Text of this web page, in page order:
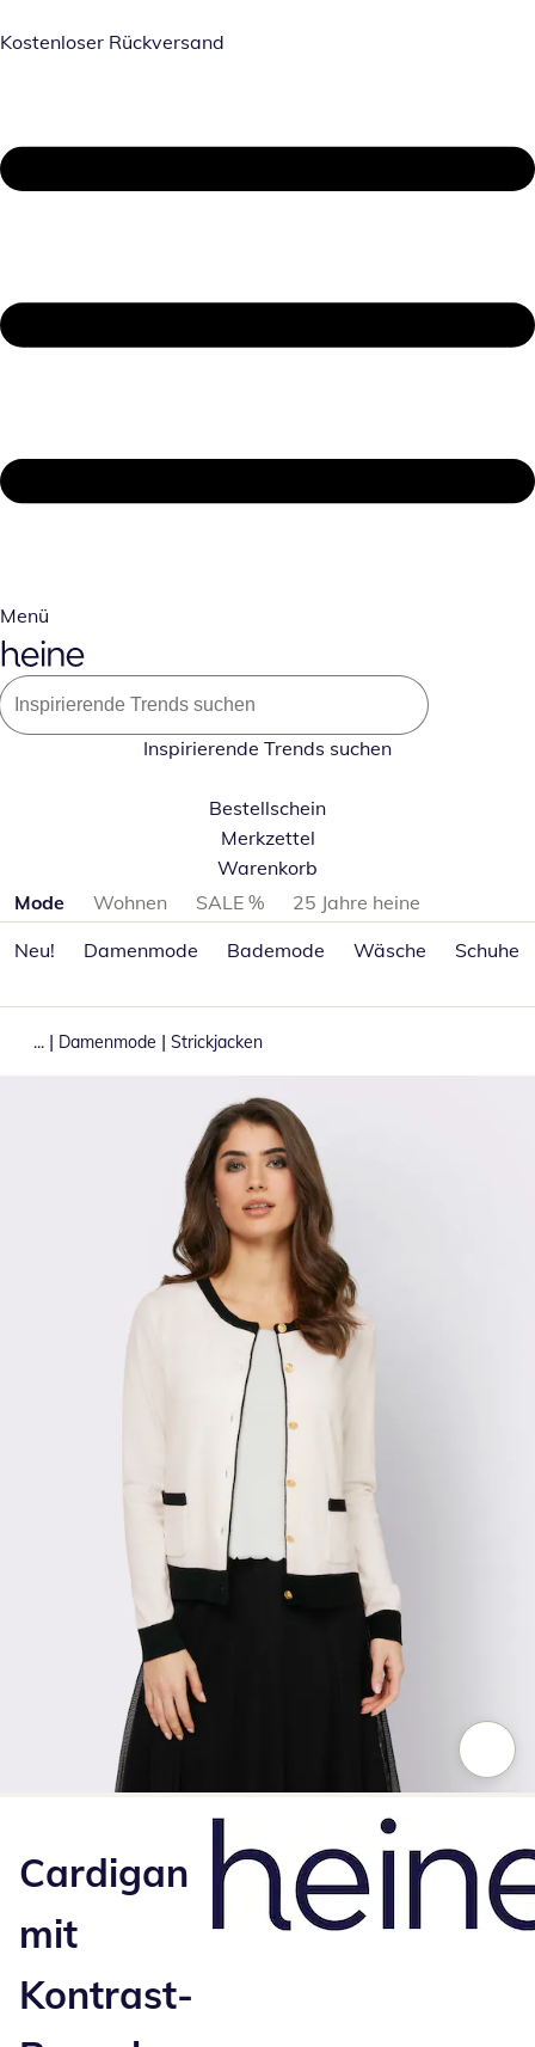
Kostenloser Rückversand
Menü
Inspirierende Trends suchen
Bestellschein
Merkzettel
Warenkorb
Produktkategorien überspringen
Mode Wohnen SALE %
25 Jahre heine
Neu!
Damenmode Bademode Wäsche Schuhe
... | Damenmode | Strickjacken
Cardigan
mit
Kontrast-